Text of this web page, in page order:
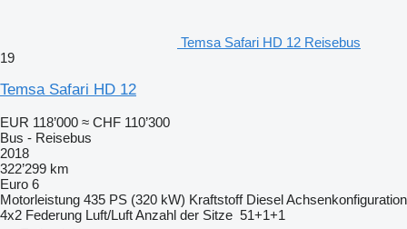
Temsa Safari HD 12 Reisebus
19
Temsa Safari HD 12
EUR 118’000 ≈ CHF 110’300
Bus - Reisebus
2018
322’299 km
Euro 6
Motorleistung 435 PS (320 kW) Kraftstoff DieselAchsenkonfiguration
4x2 Federung Luft/LuftAnzahl der Sitze 51+1+1